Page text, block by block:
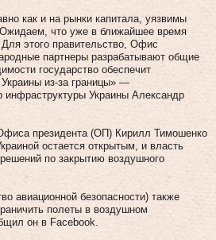
как и на рынки капитала, уязвимы
что уже в ближайшее время
этого правительство, Офис
партнеры разрабатывают общие
государство обеспечит
из-за границы» —
инфраструктуры Украины Александр
президента (ОП) Кирилл Тимошенко
остается открытым, и власть
по закрытию воздушного
авиационной безопасности) также
полеты в воздушном
он в Facebook.